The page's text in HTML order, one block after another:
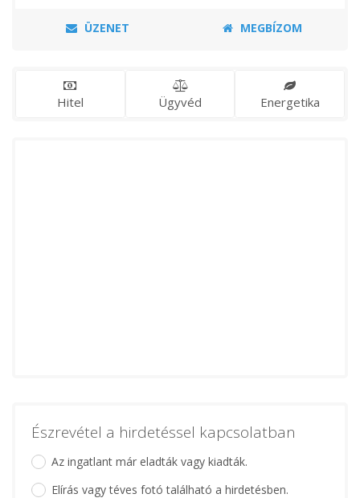
ÜZENET MEGBÍZOM
Hitel Ügyvéd Energetika
Észrevétel a hirdetéssel kapcsolatban
Az ingatlant már eladták vagy kiadták.
Elírás vagy téves fotó található a hirdetésben.